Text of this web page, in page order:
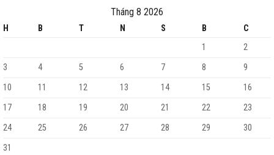
Tháng 8 2026
H B T N S B
C
1
2
3
4 5 6 7 8
9
10
11 12 13 14 15
16
17
18 19 20 21 22
23
24
25 26 27 28 29
30
31